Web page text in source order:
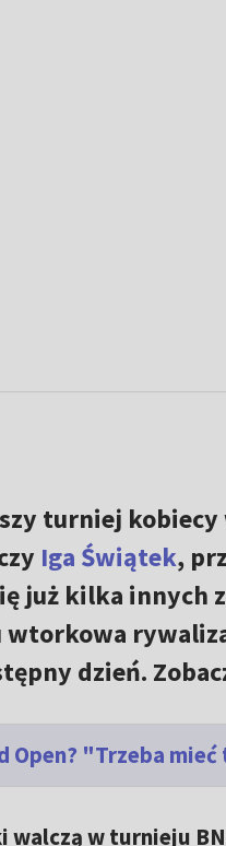
turniej kobiecy
Iga Świątek,
już kilka innych
wtorkowa
dzień.
Open? "Trzeba
walczą w turnieju